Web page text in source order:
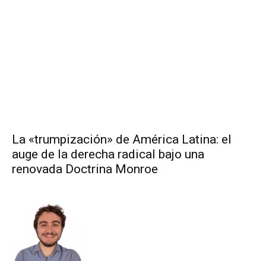
La «trumpización» de América Latina: el
auge de la derecha radical bajo una
renovada Doctrina Monroe